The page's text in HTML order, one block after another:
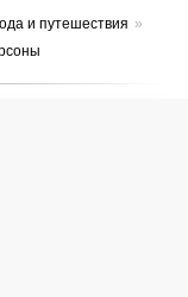
и путешествия »